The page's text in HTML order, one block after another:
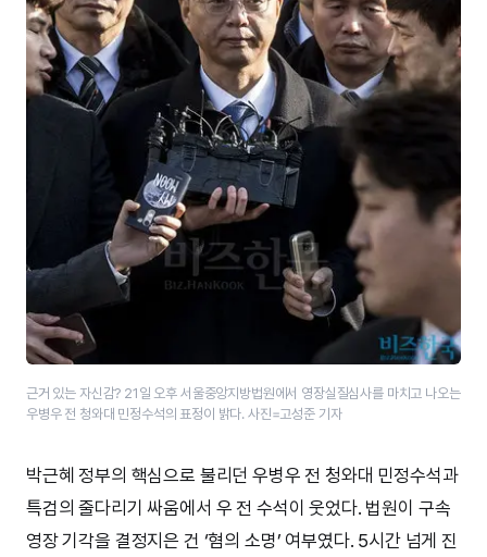
근거 있는 자신감? 21일 오후 서울중앙지방법원에서 영장실질심사를 마치고 나오는
​우병우 전 청와대 민정수석의 표정이 밝다. 사진=고성준 기자
박근혜 정부의 핵심으로 불리던 우병우 전 청와대 민정수석과
특검의 줄다리기 싸움에서 우 전 수석이 웃었다. 법원이 구속
영장 기각을 결정지은 건 ‘혐의 소명’ 여부였다. 5시간 넘게 진